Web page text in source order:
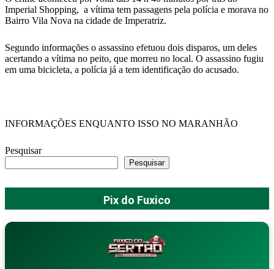
Imperial Shopping, a vítima tem passagens pela polícia e morava no
Bairro Vila Nova na cidade de Imperatriz.
Segundo informações o assassino efetuou dois disparos, um deles
acertando a vítima no peito, que morreu no local. O assassino fugiu
em uma bicicleta, a polícia já a tem identificação do acusado.
INFORMAÇÕES ENQUANTO ISSO NO MARANHÃO
Pesquisar
Pesquisar
Pix do Fuxico